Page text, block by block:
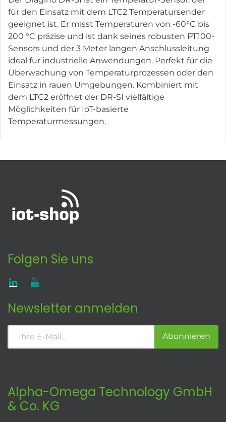
für den Einsatz mit dem LTC2 Temperatursender
geeignet ist. Er misst Temperaturen von -60°C bis
200 °C präzise und ist dank seines robusten PT100-
Sensors und der 3 Meter langen Anschlussleitung
ideal für industrielle Anwendungen. Perfekt für die
Überwachung von Temperaturprozessen oder den
Einsatz in rauen Umgebungen. Kombiniert mit
dem LTC2 eröffnet der DR-SI vielfältige
Möglichkeiten für IoT-basierte
Temperaturmessungen.
Folgen Sie uns
Newsletter anmelden
Abonnieren
Alpha-Omega Technology GmbH
& Co. KG